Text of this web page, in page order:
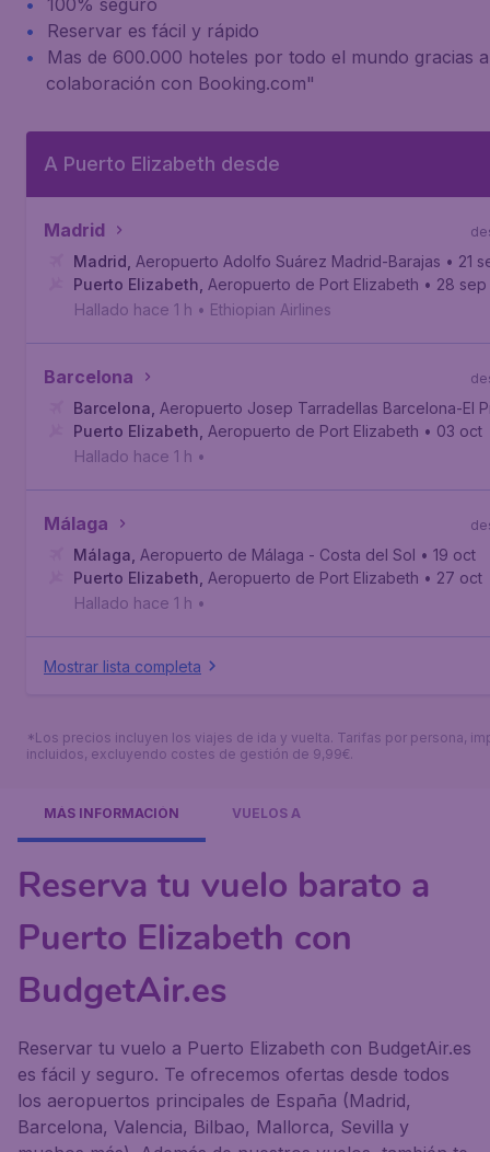
100% seguro
Reservar es fácil y rápido
Mas de 600.000 hoteles por todo el mundo gracias
colaboración con Booking.com"
A Puerto Elizabeth desde
Madrid
Madrid Aeropuerto Adolfo Suárez Madrid-Barajas • 21
Puerto Elizabeth Aeropuerto de Port Elizabeth • 28 sep
Hallado hace 1 h • Ethiopian Airlines
Barcelona
Barcelona Aeropuerto Josep Tarradellas Barcelona-El
Puerto Elizabeth Aeropuerto de Port Elizabeth • 03 oct
Hallado hace 1 h •
Málaga
Málaga Aeropuerto de Málaga - Costa del Sol • 19 oct
Puerto Elizabeth Aeropuerto de Port Elizabeth • 27 oct
Hallado hace 1 h •
Mostrar lista completa
*Los precios incluyen los viajes de ida y vuelta. Tarifas por persona,
incluidos, excluyendo costes de gestión de 9,99€.
MÁS INFORMACIÓN VUELOS A
Reserva tu vuelo barato a
Puerto Elizabeth con
BudgetAir.es
Reservar tu vuelo a Puerto Elizabeth con BudgetAir.es
es fácil y seguro. Te ofrecemos ofertas desde todos
los aeropuertos principales de España (Madrid,
Barcelona, Valencia, Bilbao, Mallorca, Sevilla y